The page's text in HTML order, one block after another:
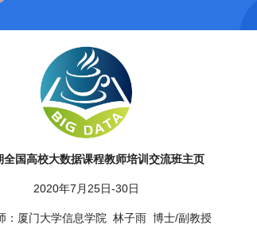
全国高校大数据课程教师培训交流班主页
2020年7月25日-30日
：厦门大学信息学院 林子雨 博士/副教授